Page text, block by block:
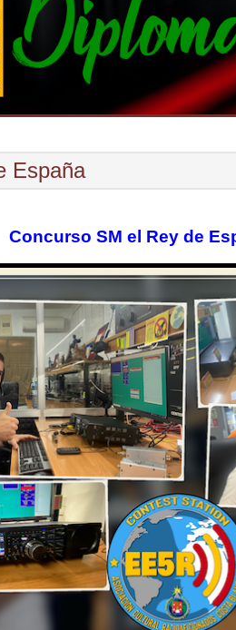
España
Concurso SM el Rey de